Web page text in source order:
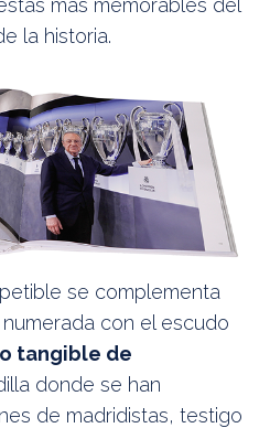
más memorables del
la historia.
se complementa
con el escudo
tangible de
donde se han
de madridistas, testigo